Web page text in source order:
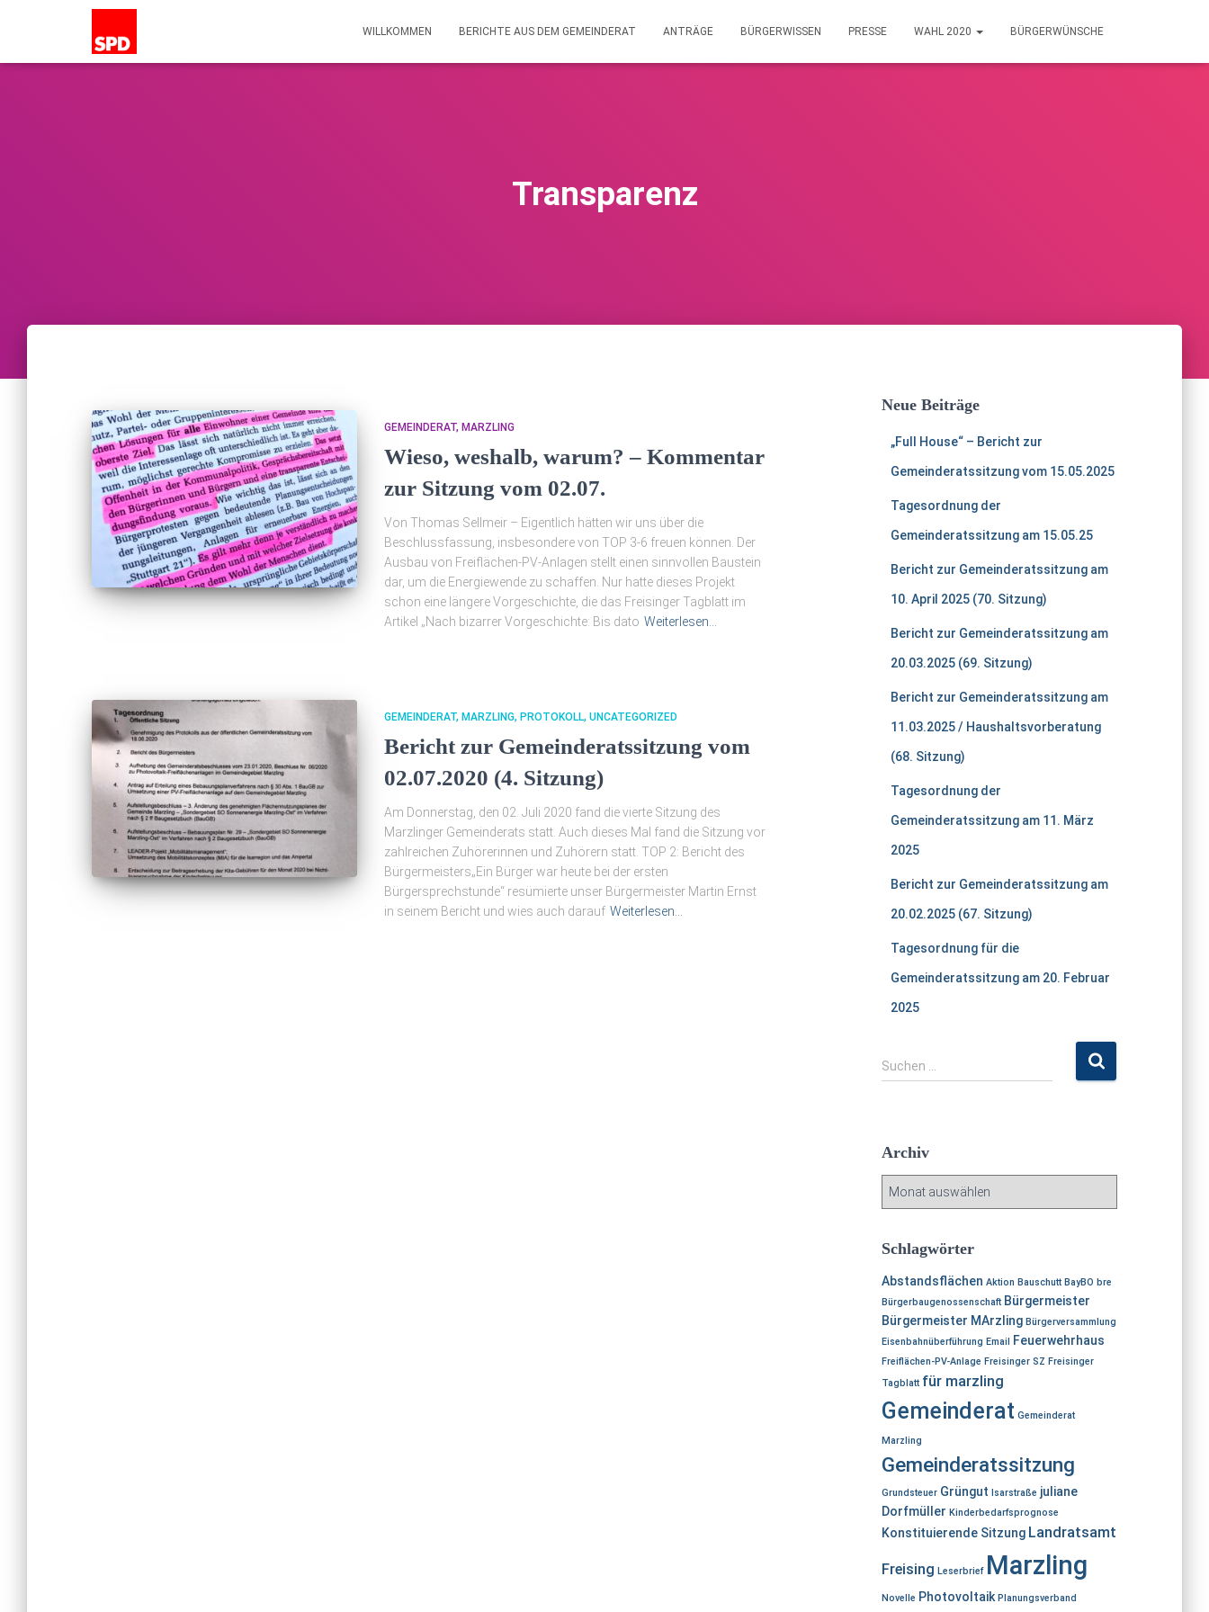
WILLKOMMEN BERICHTE AUS DEM GEMEINDERAT ANTRÄGE BÜRGERWISSEN PRESSE WAHL 2020 BÜRGERWÜNSCHE
Transparenz
GEMEINDERAT MARZLING
Wieso, weshalb, warum? – Kommentar
zur Sitzung vom 02.07.
Von Thomas Sellmeir – Eigentlich hätten wir uns über die
Beschlussfassung, insbesondere von TOP 3-6 freuen können. Der
Ausbau von Freiflächen-PV-Anlagen stellt einen sinnvollen Baustein
dar, um die Energiewende zu schaffen. Nur hatte dieses Projekt
schon eine längere Vorgeschichte, die das Freisinger Tagblatt im
Artikel „Nach bizarrer Vorgeschichte: Bis dato Weiterlesen…
GEMEINDERAT MARZLING PROTOKOLL UNCATEGORIZED
Bericht zur Gemeinderatssitzung vom
02.07.2020 (4. Sitzung)
Am Donnerstag, den 02. Juli 2020 fand die vierte Sitzung des
Marzlinger Gemeinderats statt. Auch dieses Mal fand die Sitzung vor
zahlreichen Zuhörerinnen und Zuhörern statt. TOP 2: Bericht des
Bürgermeisters„Ein Bürger war heute bei der ersten
Bürgersprechstunde“ resümierte unser Bürgermeister Martin Ernst
in seinem Bericht und wies auch darauf Weiterlesen…
Neue Beiträge
„Full House“ – Bericht zur
Gemeinderatssitzung vom 15.05.2025
Tagesordnung der
Gemeinderatssitzung am 15.05.25
Bericht zur Gemeinderatssitzung am
10. April 2025 (70. Sitzung)
Bericht zur Gemeinderatssitzung am
20.03.2025 (69. Sitzung)
Bericht zur Gemeinderatssitzung am
11.03.2025 / Haushaltsvorberatung
(68. Sitzung)
Tagesordnung der
Gemeinderatssitzung am 11. März
2025
Bericht zur Gemeinderatssitzung am
20.02.2025 (67. Sitzung)
Tagesordnung für die
Gemeinderatssitzung am 20. Februar
2025
S
u
n
n
:
Suchen …
Archiv
h
v
Schlagwörter
Abstandsflächen Aktion Bauschutt BayBO bre
Bürgerbaugenossenschaft Bürgermeister
Bürgermeister MArzling Bürgerversammlung
Eisenbahnüberführung Email Feuerwehrhaus
Freiflächen-PV-Anlage Freisinger SZ Freisinger
Tagblatt für marzling
Gemeinderat Gemeinderat
Marzling
Gemeinderatssitzung
Grundsteuer Grüngut Isarstraße juliane
Dorfmüller Kinderbedarfsprognose
Konstituierende Sitzung Landratsamt
Freising Leserbrief Marzling
Novelle Photovoltaik Planungsverband